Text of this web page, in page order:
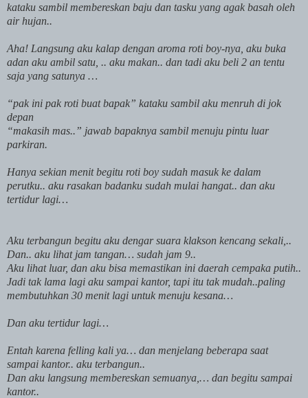
kataku sambil membereskan baju dan tasku yang agak basah oleh
air hujan..
Aha! Langsung aku kalap dengan aroma roti boy-nya, aku buka
adan aku ambil satu, .. aku makan.. dan tadi aku beli 2 an tentu
saja yang satunya …
“pak ini pak roti buat bapak” kataku sambil aku menruh di jok
depan
“makasih mas..” jawab bapaknya sambil menuju pintu luar
parkiran.
Hanya sekian menit begitu roti boy sudah masuk ke dalam
perutku.. aku rasakan badanku sudah mulai hangat.. dan aku
tertidur lagi…
Aku terbangun begitu aku dengar suara klakson kencang sekali,..
Dan.. aku lihat jam tangan… sudah jam 9..
Aku lihat luar, dan aku bisa memastikan ini daerah cempaka putih..
Jadi tak lama lagi aku sampai kantor, tapi itu tak mudah..paling
membutuhkan 30 menit lagi untuk menuju kesana…
Dan aku tertidur lagi…
Entah karena felling kali ya… dan menjelang beberapa saat
sampai kantor.. aku terbangun..
Dan aku langsung membereskan semuanya,… dan begitu sampai
kantor..